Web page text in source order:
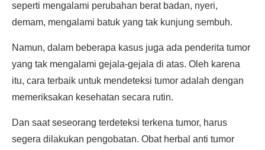
seperti mengalami perubahan berat badan, nyeri,
demam, mengalami batuk yang tak kunjung sembuh.
Namun, dalam beberapa kasus juga ada penderita tumor
yang tak mengalami gejala-gejala di atas. Oleh karena
itu, cara terbaik untuk mendeteksi tumor adalah dengan
memeriksakan kesehatan secara rutin.
Dan saat seseorang terdeteksi terkena tumor, harus
segera dilakukan pengobatan. Obat herbal anti tumor